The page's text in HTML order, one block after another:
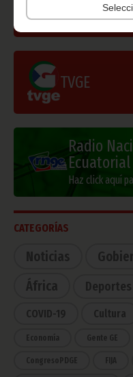
TVGE
Radio
Ecuatorial
Haz click aquí
CATEGORÍAS
Noticias
África
Deportes
COVID-19 Cultura
Economía Gente GE
CongresoPDGE FIJA